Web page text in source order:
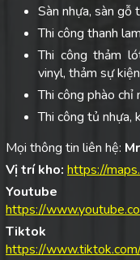
Sàn nhựa, sàn gỗ
Thi công thanh
Thi công thảm
vinyl, thảm sự kiện
Thi công phào chỉ
Thi công tủ nhựa,
Mọi thông tin liên hệ:
Vị trí kho: https://
https://
Tiktok
https://